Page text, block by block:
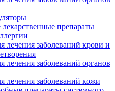
лекарственные препараты
лечения заболеваний крови и
лечения заболеваний органов
лечения заболеваний кожи